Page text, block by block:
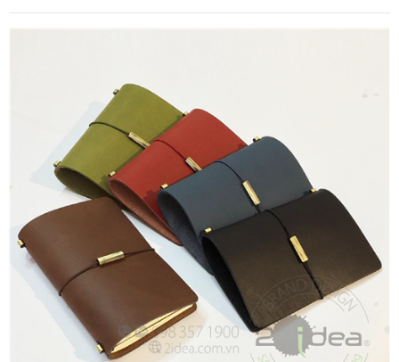
được sổ tay đẹp, chất lượng và độc đáo sẽ khiến bạn
phải mất nhiều ngày trời để tìm kiếm và lựa chọn, nhưng
cuốn sổ tay làm quà tặng đẹp, 2IDEA sẽ cho bạn một
gợi ý trong bài viết dưới đây.